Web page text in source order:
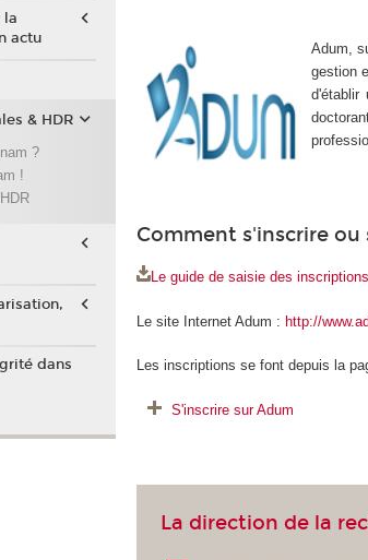
Adum,
gestion
d'établir
Comment s'inscrire ou
Le guide de saisie des
Le site Internet Adum :http://
Les inscriptions se font depuis la
S'inscrire sur Adum
La direction de la
la
actu
& HDR
?
!
dans